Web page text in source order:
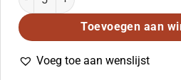
Toevoegen aan
Voeg toe aan wenslijst